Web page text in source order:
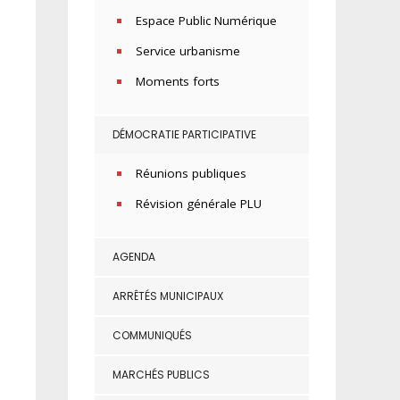
Espace Public Numérique
Service urbanisme
Moments forts
DÉMOCRATIE PARTICIPATIVE
Réunions publiques
Révision générale PLU
AGENDA
ARRÊTÉS MUNICIPAUX
COMMUNIQUÉS
MARCHÉS PUBLICS